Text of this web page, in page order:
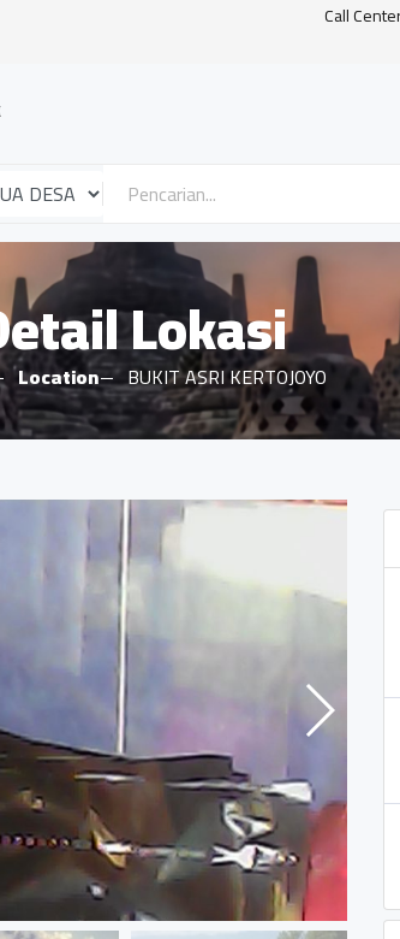
Call
Lokasi
Location BUKIT ASRI KERTOJOYO